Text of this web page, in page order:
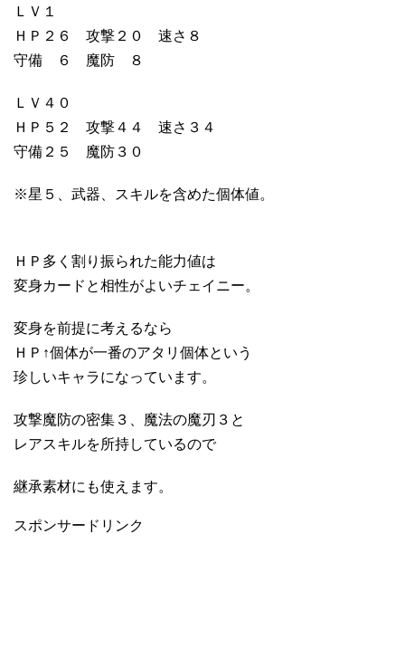
ＬＶ１
ＨＰ２６ 攻撃２０ 速さ８
守備 ６ 魔防 ８
ＬＶ４０
ＨＰ５２ 攻撃４４ 速さ３４
守備２５ 魔防３０
※星５、武器、スキルを含めた個体値。
ＨＰ多く割り振られた能力値は
変身カードと相性がよいチェイニー。
変身を前提に考えるなら
ＨＰ↑個体が一番のアタリ個体という
珍しいキャラになっています。
攻撃魔防の密集３、魔法の魔刃３と
レアスキルを所持しているので
継承素材にも使えます。
スポンサードリンク